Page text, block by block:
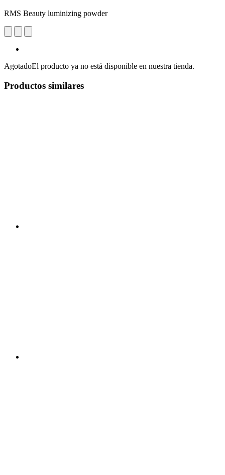
RMS Beauty luminizing powder
AgotadoEl producto ya no está disponible en nuestra tienda.
Productos similares